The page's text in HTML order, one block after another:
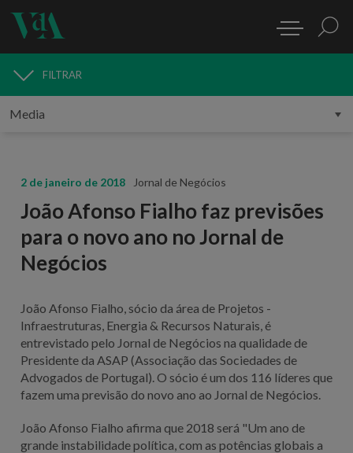
MEDIA
FILTRAR
2 de janeiro de 2018 Jornal de Negócios
João Afonso Fialho faz previsões
para o novo ano no Jornal de
Negócios
João Afonso Fialho, sócio da área de Projetos -
Infraestruturas, Energia & Recursos Naturais, é
entrevistado pelo Jornal de Negócios na qualidade de
Presidente da ASAP (Associação das Sociedades de
Advogados de Portugal). O sócio é um dos 116 líderes que
fazem uma previsão do novo ano ao Jornal de Negócios.
João Afonso Fialho afirma que 2018 será "Um ano de
grande instabilidade política, com as potências globais a